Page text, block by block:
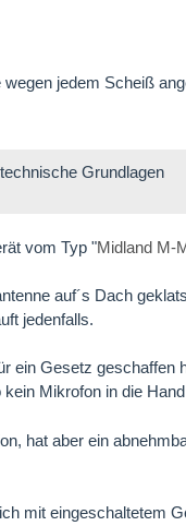
jedem Scheiß
Grundlagen
vom Typ "Midland M-
auf´s Dach
jedenfalls.
ein Gesetz
Mikrofon in die
hat aber ein
mit eingeschaltetem